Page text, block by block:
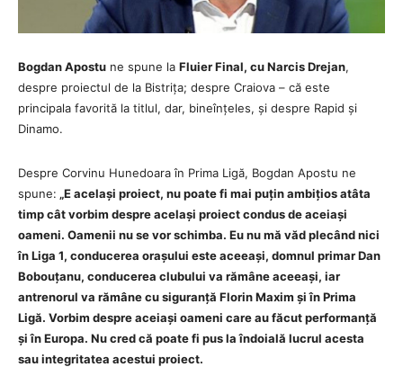
Bogdan Apostu ne spune la Fluier Final, cu Narcis Drejan,
despre proiectul de la Bistrița; despre Craiova – că este
principala favorită la titlul, dar, bineînțeles, și despre Rapid și
Dinamo.
Despre Corvinu Hunedoara în Prima Ligă, Bogdan Apostu ne
spune: „E același proiect, nu poate fi mai puțin ambițios atâta
timp cât vorbim despre același proiect condus de aceiași
oameni. Oamenii nu se vor schimba. Eu nu mă văd plecând nici
în Liga 1, conducerea orașului este aceeași, domnul primar Dan
Bobouțanu, conducerea clubului va rămâne aceeași, iar
antrenorul va rămâne cu siguranță Florin Maxim și în Prima
Ligă. Vorbim despre aceiași oameni care au făcut performanță
și în Europa. Nu cred că poate fi pus la îndoială lucrul acesta
sau integritatea acestui proiect.